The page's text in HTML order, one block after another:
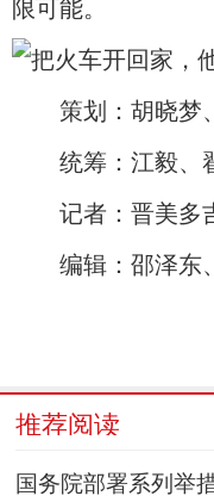
策划：胡晓梦
统筹：江毅、
记者：晋美多
编辑：邵泽东
推荐阅读
国务院部署系列举